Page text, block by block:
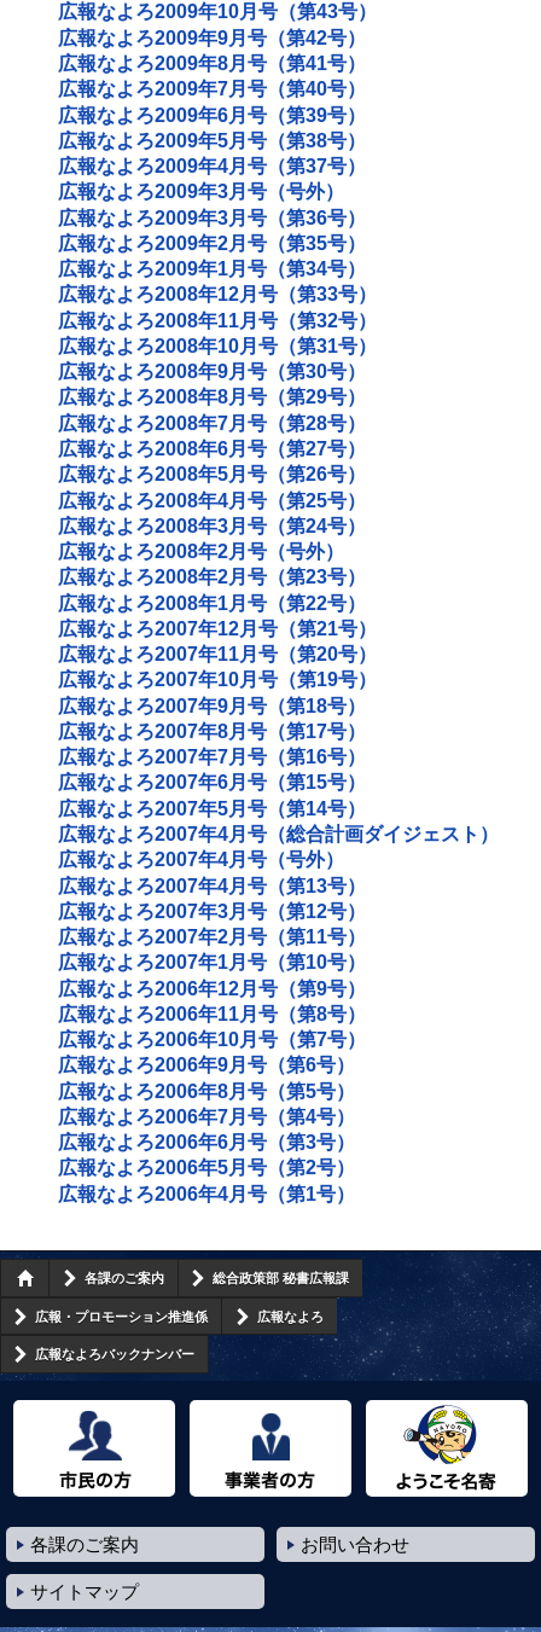
広報なよろ2009年10月号（第43号）
広報なよろ2009年9月号（第42号）
広報なよろ2009年8月号（第41号）
広報なよろ2009年7月号（第40号）
広報なよろ2009年6月号（第39号）
広報なよろ2009年5月号（第38号）
広報なよろ2009年4月号（第37号）
広報なよろ2009年3月号（号外）
広報なよろ2009年3月号（第36号）
広報なよろ2009年2月号（第35号）
広報なよろ2009年1月号（第34号）
広報なよろ2008年12月号（第33号）
広報なよろ2008年11月号（第32号）
広報なよろ2008年10月号（第31号）
広報なよろ2008年9月号（第30号）
広報なよろ2008年8月号（第29号）
広報なよろ2008年7月号（第28号）
広報なよろ2008年6月号（第27号）
広報なよろ2008年5月号（第26号）
広報なよろ2008年4月号（第25号）
広報なよろ2008年3月号（第24号）
広報なよろ2008年2月号（号外）
広報なよろ2008年2月号（第23号）
広報なよろ2008年1月号（第22号）
広報なよろ2007年12月号（第21号）
広報なよろ2007年11月号（第20号）
広報なよろ2007年10月号（第19号）
広報なよろ2007年9月号（第18号）
広報なよろ2007年8月号（第17号）
広報なよろ2007年7月号（第16号）
広報なよろ2007年6月号（第15号）
広報なよろ2007年5月号（第14号）
広報なよろ2007年4月号（総合計画ダイジェスト）
広報なよろ2007年4月号（号外）
広報なよろ2007年4月号（第13号）
広報なよろ2007年3月号（第12号）
広報なよろ2007年2月号（第11号）
広報なよろ2007年1月号（第10号）
広報なよろ2006年12月号（第9号）
広報なよろ2006年11月号（第8号）
広報なよろ2006年10月号（第7号）
広報なよろ2006年9月号（第6号）
広報なよろ2006年8月号（第5号）
広報なよろ2006年7月号（第4号）
広報なよろ2006年6月号（第3号）
広報なよろ2006年5月号（第2号）
広報なよろ2006年4月号（第1号）
各課のご案内 総合政策部 秘書広報課
広報・プロモーション推進係 広報なよろ
広報なよろバックナンバー
各課のご案内 お問い合わせ
サイトマップ